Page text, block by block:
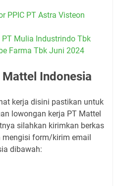
PPIC PT Astra Visteon
Mulia Industrindo Tbk
Farma Tbk Juni 2024
Indonesia
kerja disini pastikan untuk
lowongan kerja PT Mattel
silahkan kirimkan berkas
mengisi form/kirim email
dibawah: